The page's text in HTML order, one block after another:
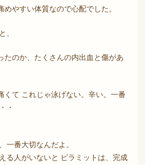
めやすい体質なので心配でした。
、
たのか、たくさんの内出血と傷があ
くて これじゃ泳げない。辛い。一番
・
一番大切なんだよ。
る人がいないと ピラミットは、完成